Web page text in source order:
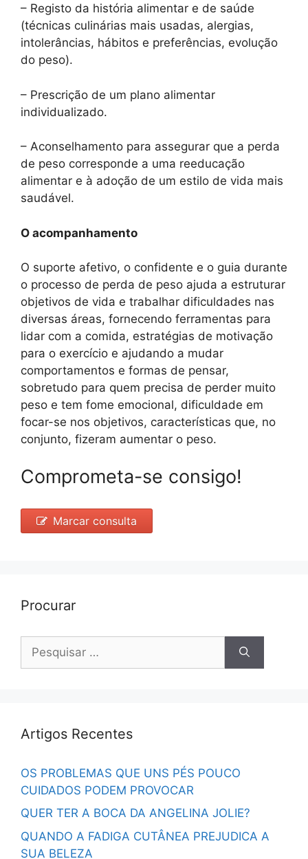
– Registo da história alimentar e de saúde
(técnicas culinárias mais usadas, alergias,
intolerâncias, hábitos e preferências, evolução
do peso).
– Prescrição de um plano alimentar
individualizado.
– Aconselhamento para assegurar que a perda
de peso corresponde a uma reeducação
alimentar e à adoção de um estilo de vida mais
saudável.
O acompanhamento
O suporte afetivo, o confidente e o guia durante
o processo de perda de peso ajuda a estruturar
objetivos de vida e trabalhar dificuldades nas
diversas áreas, fornecendo ferramentas para
lidar com a comida, estratégias de motivação
para o exercício e ajudando a mudar
comportamentos e formas de pensar,
sobretudo para quem precisa de perder muito
peso e tem fome emocional, dificuldade em
focar-se nos objetivos, características que, no
conjunto, fizeram aumentar o peso.
Comprometa-se consigo!
Marcar consulta
Procurar
por:
Artigos Recentes
OS PROBLEMAS QUE UNS PÉS POUCO
CUIDADOS PODEM PROVOCAR
QUER TER A BOCA DA ANGELINA JOLIE?
QUANDO A FADIGA CUTÂNEA PREJUDICA A
SUA BELEZA